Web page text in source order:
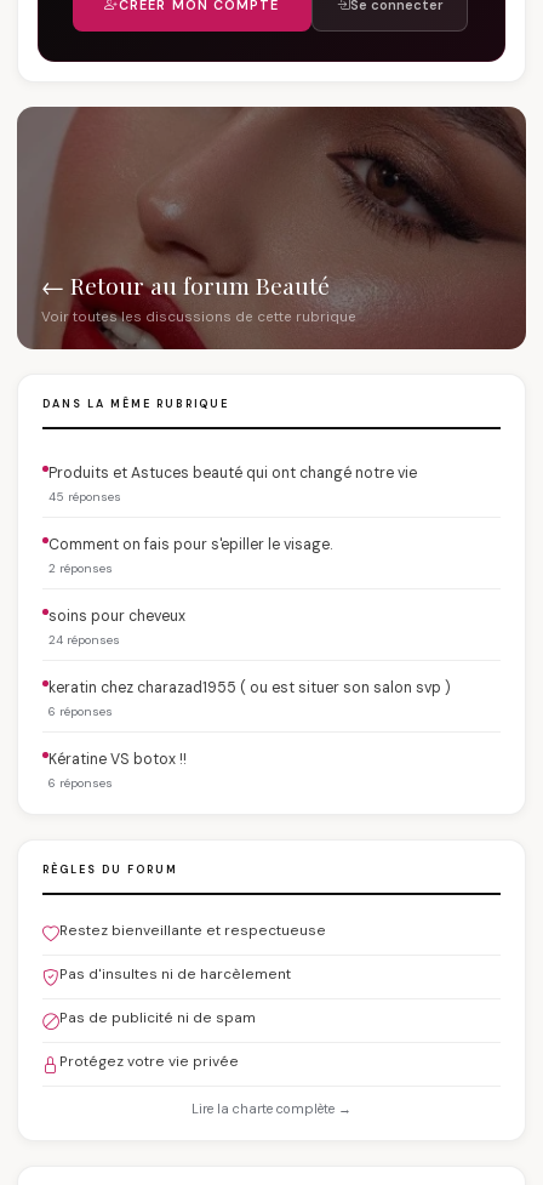
CRÉER MON COMPTE Se connecter
← Retour au forum Beauté
Voir toutes les discussions de cette rubrique
DANS LA MÊME RUBRIQUE
Produits et Astuces beauté qui ont changé notre vie
45 réponses
Comment on fais pour s'epiller le visage.
2 réponses
soins pour cheveux
24 réponses
keratin chez charazad1955 ( ou est situer son salon svp )
6 réponses
Kératine VS botox !!
6 réponses
RÈGLES DU FORUM
Restez bienveillante et respectueuse
Pas d'insultes ni de harcèlement
Pas de publicité ni de spam
Protégez votre vie privée
Lire la charte complète →